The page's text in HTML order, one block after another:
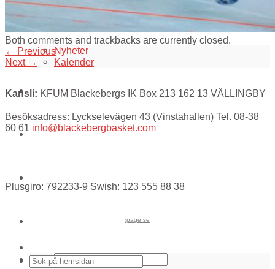
Aktuellt i klubben
Nyheter
Kalender
WEBBSHOP
Kontakt
Both comments and trackbacks are currently closed.
← Previous
Next →
Kansli: KFUM Blackebergs IK Box 213 162 13 VÄLLINGBY
Besöksadress: Lyckselevägen 43 (Vinstahallen) Tel. 08-38
60 61 info@blackebergbasket.com
Plusgiro: 792233-9 Swish: 123 555 88 38
ipage.se